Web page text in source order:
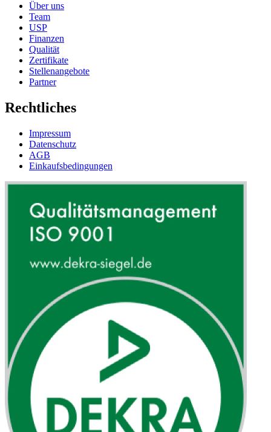
Über uns
Team
USP
Finanzen
Qualität
Zertifikate
Stellenangebote
Partner
Rechtliches
Impressum
Datenschutz
AGB
Einkaufsbedingungen